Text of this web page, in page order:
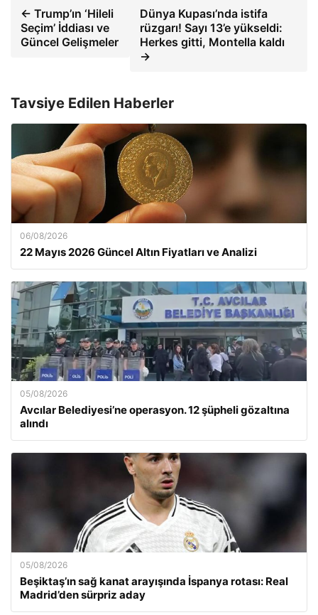
← Trump’ın ‘Hileli
Seçim’ İddiası ve
Güncel Gelişmeler
Dünya Kupası’nda istifa
rüzgarı! Sayı 13’e yükseldi:
Herkes gitti, Montella kaldı
→
Tavsiye Edilen Haberler
06/08/2026
22 Mayıs 2026 Güncel Altın Fiyatları ve Analizi
05/08/2026
Avcılar Belediyesi’ne operasyon. 12 şüpheli gözaltına
alındı
05/08/2026
Beşiktaş’ın sağ kanat arayışında İspanya rotası: Real
Madrid’den sürpriz aday